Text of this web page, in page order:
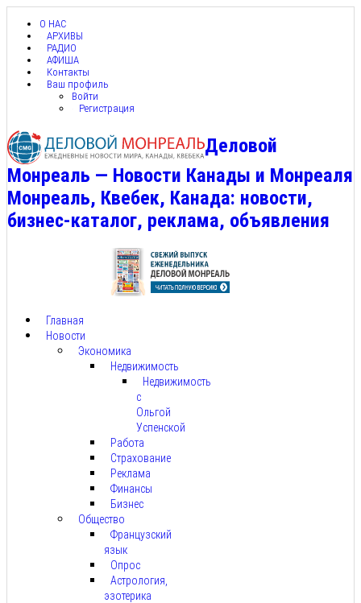
О НАС
АРХИВЫ
РАДИО
АФИША
Контакты
Ваш профиль
Войти
Регистрация
Деловой
Монреаль — Новости Канады и Монреаля
Монреаль, Квебек, Канада: новости,
бизнес-каталог, реклама, объявления
Главная
Новости
Экономика
Недвижимость
Недвижимость
с
Ольгой
Успенской
Работа
Страхование
Реклама
Финансы
Бизнес
Общество
Французский
язык
Опрос
Астрология,
эзотерика